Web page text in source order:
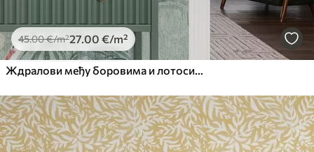
45.00€/m²27.00 €/m²
Ждралови међу боровима и лотосима на мирној зеленој позадини